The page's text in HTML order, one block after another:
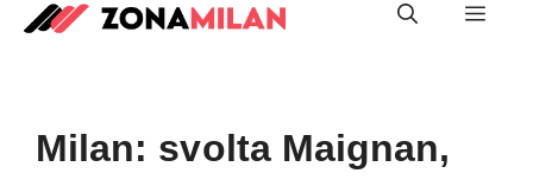
Milan: svolta Maignan,